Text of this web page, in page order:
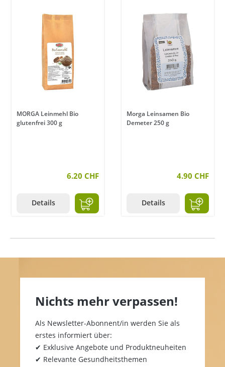
MORGA Leinmehl Bio
glutenfrei 300 g
6.20 CHF
Details
Morga Leinsamen Bio
Demeter 250 g
4.90 CHF
Details
Nichts mehr verpassen!
Als Newsletter-Abonnent/in werden Sie als
erstes informiert über:
✔ Exklusive Angebote und Produktneuheiten
✔ Relevante Gesundheitsthemen